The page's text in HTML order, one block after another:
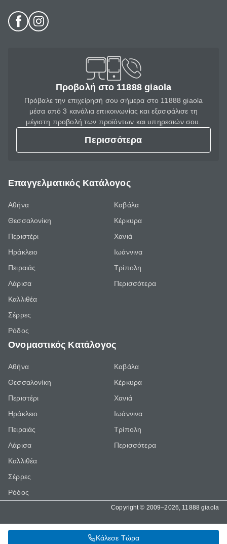
Κάλεσε Τώρα
Προβολή στο 11888 giaola
Πρόβαλε την επιχείρησή σου σήμερα στο 11888 giaola
μέσα από 3 κανάλια επικοινωνίας και εξασφάλισε τη
μέγιστη προβολή των προϊόντων και υπηρεσιών σου.
Περισσότερα
Επαγγελματικός Κατάλογος
Αθήνα
Θεσσαλονίκη
Περιστέρι
Ηράκλειο
Πειραιάς
Λάρισα
Καλλιθέα
Σέρρες
Ρόδος
Καβάλα
Κέρκυρα
Χανιά
Ιωάννινα
Τρίπολη
Περισσότερα
Ονομαστικός Κατάλογος
Αθήνα
Θεσσαλονίκη
Περιστέρι
Ηράκλειο
Πειραιάς
Λάρισα
Καλλιθέα
Σέρρες
Ρόδος
Καβάλα
Κέρκυρα
Χανιά
Ιωάννινα
Τρίπολη
Περισσότερα
Copyright © 2009–2026, 11888 giaola